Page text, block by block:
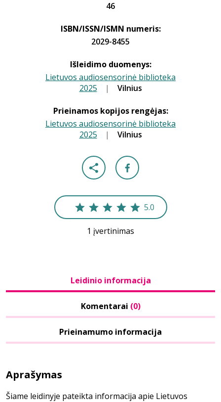
46
ISBN/ISSN/ISMN numeris:
2029-8455
Išleidimo duomenys:
Lietuvos audiosensorinė biblioteka
2025 | Vilnius
Prieinamos kopijos rengėjas:
Lietuvos audiosensorinė biblioteka
2025 | Vilnius
5.0
1 įvertinimas
Leidinio informacija
Komentarai (0)
Prieinamumo informacija
Aprašymas
Šiame leidinyje pateikta informacija apie Lietuvos